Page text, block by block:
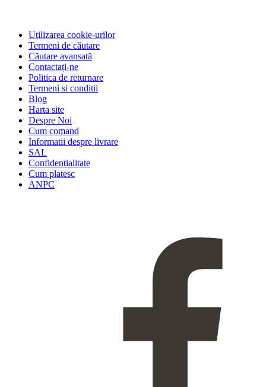
Utilizarea cookie-urilor
Termeni de căutare
Căutare avansată
Contactați-ne
Politica de returnare
Termeni si conditii
Blog
Harta site
Despre Noi
Cum comand
Informatii despre livrare
SAL
Confidentialitate
Cum platesc
ANPC